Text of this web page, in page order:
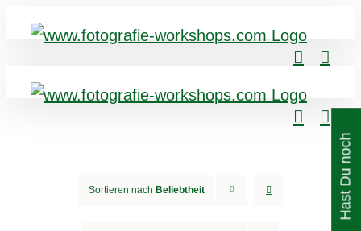
Sortieren nach Beliebtheit H
a
s
t
D
u
n
c
h
F
r
a
g
e
n